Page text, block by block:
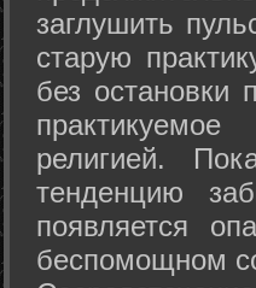
заглушить
старую
без остановки
религией.
тенденцию
появляется
беспомощном